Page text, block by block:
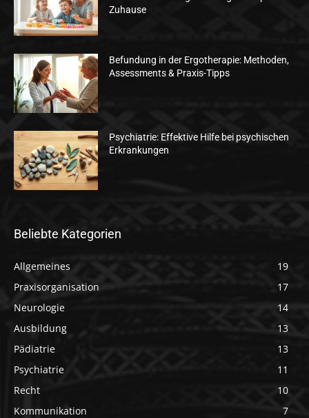
Zuhause
Befundung in der Ergotherapie: Methoden,
Assessments & Praxis-Tipps
Psychiatrie: Effektive Hilfe bei psychischen
Erkrankungen
Beliebte Kategorien
Allgemeines
19
Praxisorganisation
17
Neurologie
14
Ausbildung
13
Pädiatrie
13
Psychiatrie
11
Recht
10
Kommunikation
7